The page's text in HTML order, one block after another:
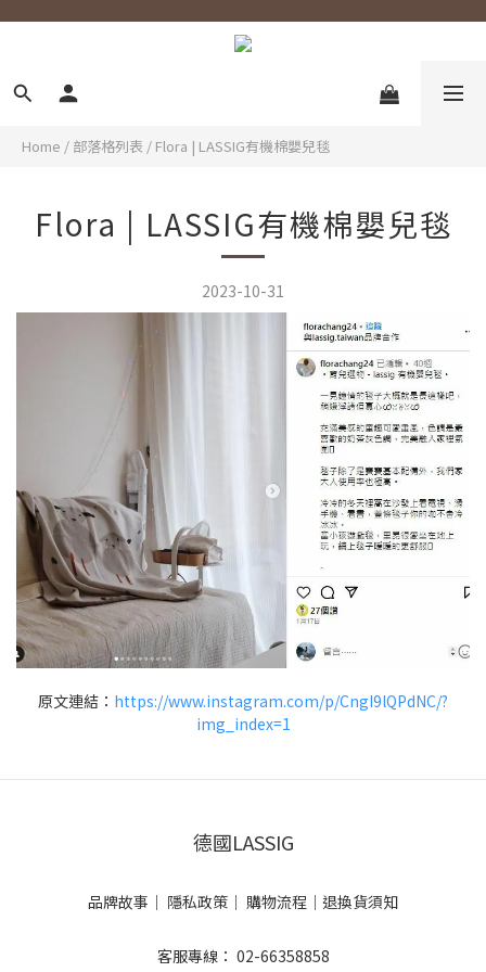
Home / 部落格列表 / Flora | LASSIG有機棉嬰兒毯
Flora | LASSIG有機棉嬰兒毯
2023-10-31
原文連結： https://www.instagram.com/p/CngI9lQPdNC/?
img_index=1
德國LASSIG
品牌故事 ｜ 隱私政策 ｜ 購物流程 ｜ 退換貨須知
客服專線： 02-66358858